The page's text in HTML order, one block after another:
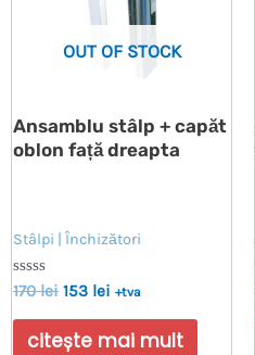
OUT OF STOCK
Ansamblu stâlp + capăt
oblon față dreapta
Stâlpi | Închizători
Evaluat
0
din
170lei 153 lei +tva
citește mai mult